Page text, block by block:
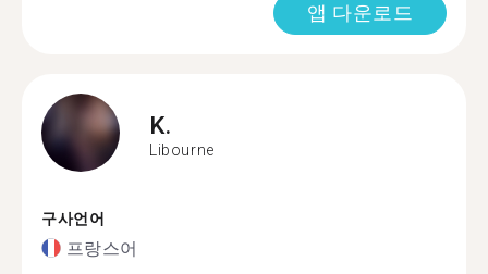
앱 다운로드
K.
Libourne
구사언어
프랑스어